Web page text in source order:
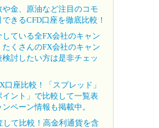
金、原油など注目のコモ
きるCFD口座を徹底比較！
ている全FX会社のキャン
くさんのFX会社のキャン
討したい方は是非チェッ
口座比較！「スプレッド」
ント」で比較して一覧表
ペーン情報も掲載中。
して比較！高金利通貨を含